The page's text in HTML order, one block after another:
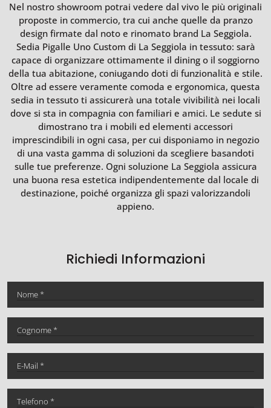
Nel nostro showroom potrai vedere dal vivo le più originali
proposte in commercio, tra cui anche quelle da pranzo
design firmate dal noto e rinomato brand La Seggiola.
Sedia Pigalle Uno Custom di La Seggiola in tessuto: sarà
capace di organizzare ottimamente il dining o il soggiorno
della tua abitazione, coniugando doti di funzionalità e stile.
Oltre ad essere veramente comoda e ergonomica, questa
sedia in tessuto ti assicurerà una totale vivibilità nei locali
dove si sta in compagnia con familiari e amici. Le sedute si
dimostrano tra i mobili ed elementi accessori
imprescindibili in ogni casa, per cui disponiamo in negozio
di una vasta gamma di soluzioni da scegliere basandoti
sulle tue preferenze. Ogni soluzione La Seggiola assicura
una buona resa estetica indipendentemente dal locale di
destinazione, poiché organizza gli spazi valorizzandoli
appieno.
Richiedi Informazioni